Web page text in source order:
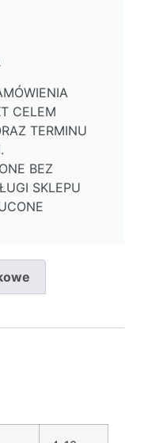
CELEM
TERMINU
BEZ
SKLEPU